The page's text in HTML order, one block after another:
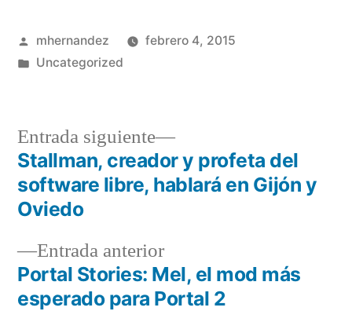
Publicado
por
mhernandez
febrero 4, 2015
Publicado
Uncategorized
Navegación
de
entradas
Entrada anteriorEntrada
anterior:
Portal Stories: Mel, el mod más
esperado para Portal 2
Entrada siguiente
Entrada
siguiente:
Stallman, creador y profeta del
software libre, hablará en Gijón y
Oviedo